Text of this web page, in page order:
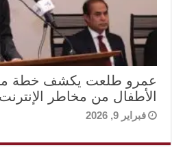
عمرو طلعت يكشف خطة
الأطفال من مخاطر الإنترنت
فبراير 9, 2026